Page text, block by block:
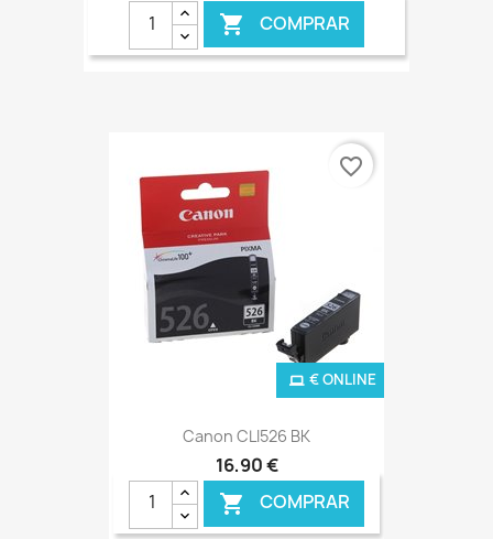
 COMPRAR
Canon CLI526 BK
16,90 €
 COMPRAR
€ ONLINE
favorite_border